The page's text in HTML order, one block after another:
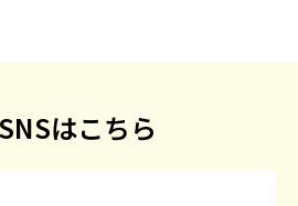
はこちら